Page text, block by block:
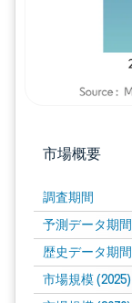
市場概要
調査期間
予測データ期間
歴史データ期間
市場規模 (2025)